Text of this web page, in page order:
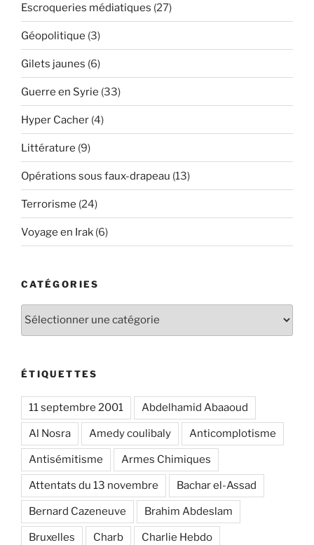
Escroqueries médiatiques (27)
Géopolitique (3)
Gilets jaunes (6)
Guerre en Syrie (33)
Hyper Cacher (4)
Littérature (9)
Opérations sous faux-drapeau (13)
Terrorisme (24)
Voyage en Irak (6)
CATÉGORIES
ÉTIQUETTES
11 septembre 2001 Abdelhamid Abaaoud
Al Nosra Amedy coulibaly Anticomplotisme
Antisémitisme Armes Chimiques
Attentats du 13 novembre Bachar el-Assad
Bernard Cazeneuve Brahim Abdeslam
Bruxelles Charb Charlie Hebdo